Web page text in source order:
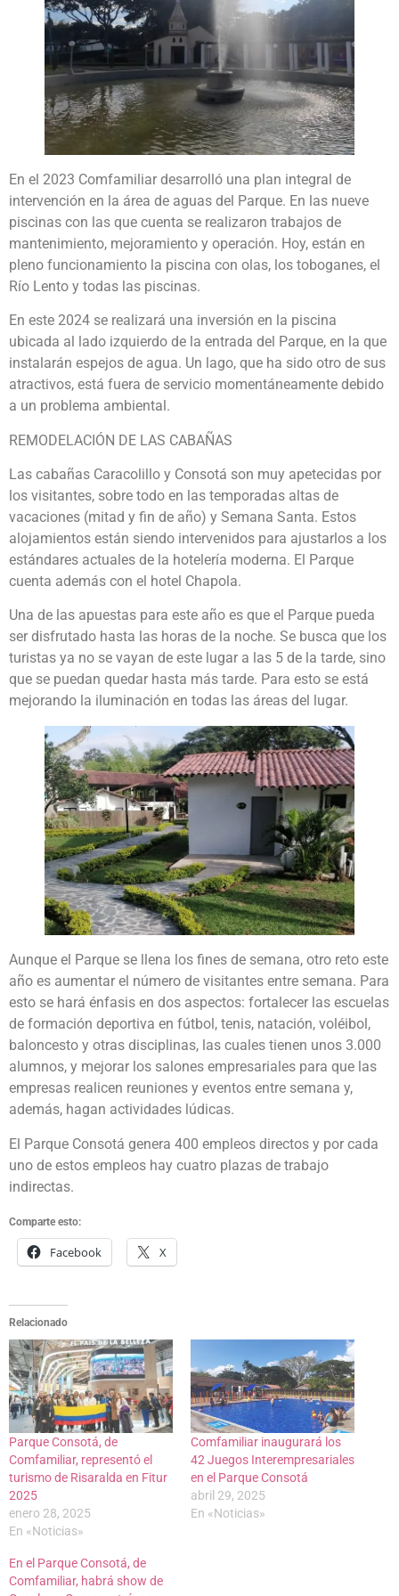
En el 2023 Comfamiliar desarrolló una plan integral de
intervención en la área de aguas del Parque. En las nueve
piscinas con las que cuenta se realizaron trabajos de
mantenimiento, mejoramiento y operación. Hoy, están en
pleno funcionamiento la piscina con olas, los toboganes, el
Río Lento y todas las piscinas.
En este 2024 se realizará una inversión en la piscina
ubicada al lado izquierdo de la entrada del Parque, en la que
instalarán espejos de agua. Un lago, que ha sido otro de sus
atractivos, está fuera de servicio momentáneamente debido
a un problema ambiental.
REMODELACIÓN DE LAS CABAÑAS
Las cabañas Caracolillo y Consotá son muy apetecidas por
los visitantes, sobre todo en las temporadas altas de
vacaciones (mitad y fin de año) y Semana Santa. Estos
alojamientos están siendo intervenidos para ajustarlos a los
estándares actuales de la hotelería moderna. El Parque
cuenta además con el hotel Chapola.
Una de las apuestas para este año es que el Parque pueda
ser disfrutado hasta las horas de la noche. Se busca que los
turistas ya no se vayan de este lugar a las 5 de la tarde, sino
que se puedan quedar hasta más tarde. Para esto se está
mejorando la iluminación en todas las áreas del lugar.
Aunque el Parque se llena los fines de semana, otro reto este
año es aumentar el número de visitantes entre semana. Para
esto se hará énfasis en dos aspectos: fortalecer las escuelas
de formación deportiva en fútbol, tenis, natación, voléibol,
baloncesto y otras disciplinas, las cuales tienen unos 3.000
alumnos, y mejorar los salones empresariales para que las
empresas realicen reuniones y eventos entre semana y,
además, hagan actividades lúdicas.
El Parque Consotá genera 400 empleos directos y por cada
uno de estos empleos hay cuatro plazas de trabajo
indirectas.
Comparte esto:
Facebook X
Relacionado
Parque Consotá, de
Comfamiliar, representó el
turismo de Risaralda en Fitur
2025
enero 28, 2025
En «Noticias»
Comfamiliar inaugurará los
42 Juegos Interempresariales
en el Parque Consotá
abril 29, 2025
En «Noticias»
En el Parque Consotá, de
Comfamiliar, habrá show de